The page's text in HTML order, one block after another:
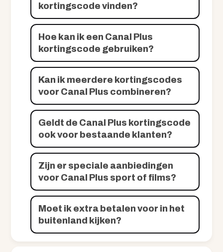
kortingscode vinden?
Hoe kan ik een Canal Plus
kortingscode gebruiken?
Kan ik meerdere kortingscodes
voor Canal Plus combineren?
Geldt de Canal Plus kortingscode
ook voor bestaande klanten?
Zijn er speciale aanbiedingen
voor Canal Plus sport of films?
Moet ik extra betalen voor in het
buitenland kijken?